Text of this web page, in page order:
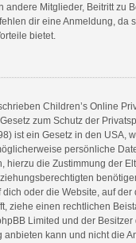
andere Mitglieder, Beitritt zu
dir eine Anmeldung, da
bietet.
Children’s Online
zum Schutz der
ist ein Gesetz in den USA,
persönliche
hierzu die Zustimmung der
dich oder die Website, auf
ziehe einen rechtlichen
Limited und der
anbieten kann und nicht die